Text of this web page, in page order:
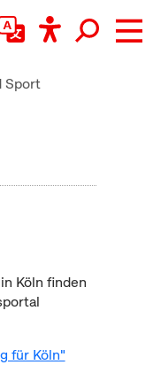
Sport
Köln finden
für Köln"